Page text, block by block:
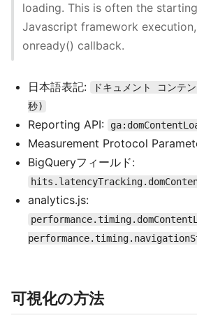
loading. This is often the
Javascript framework
onready() callback.
日本語表記:
ドキュメント コンテ
秒)
Reporting API:
Measurement Protocol
BigQueryフィールド:
analytics.js:
可視化の方法